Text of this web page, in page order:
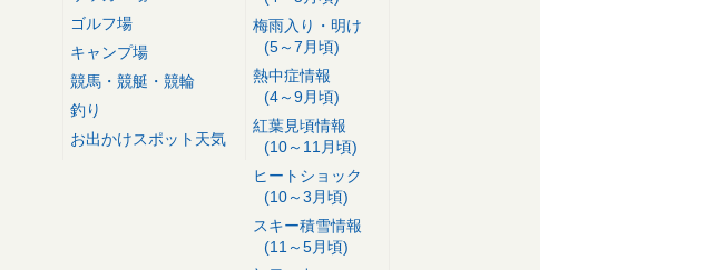
ゴルフ場
キャンプ場
競馬・競艇・競輪
釣り
お出かけスポット天気
梅雨入り・明け
(5～7月頃)
熱中症情報
(4～9月頃)
紅葉見頃情報
(10～11月頃)
ヒートショック
(10～3月頃)
スキー積雪情報
(11～5月頃)